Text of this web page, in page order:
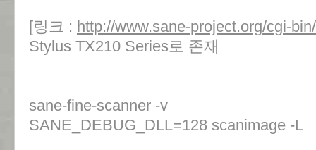
[링크 : http://www.sane-project.org/cgi-
Stylus TX210 Series로 존재
sane-fine-scanner -v
SANE_DEBUG_DLL=128 scanimage -L